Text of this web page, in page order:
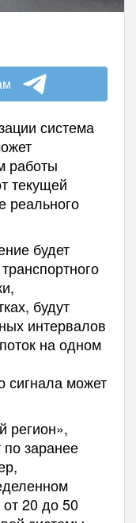
система
работы
текущей
реального
будет
будут
интервалов
на одном
сигнала может
регион»,
заранее
20 до 50